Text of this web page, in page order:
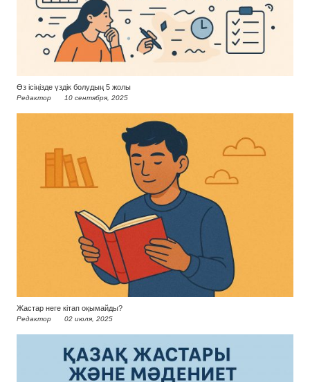
Өз ісіңізде үздік болудың 5 жолы
Редактор 10 сентября, 2025
Жастар неге кітап оқымайды?
Редактор 02 июля, 2025